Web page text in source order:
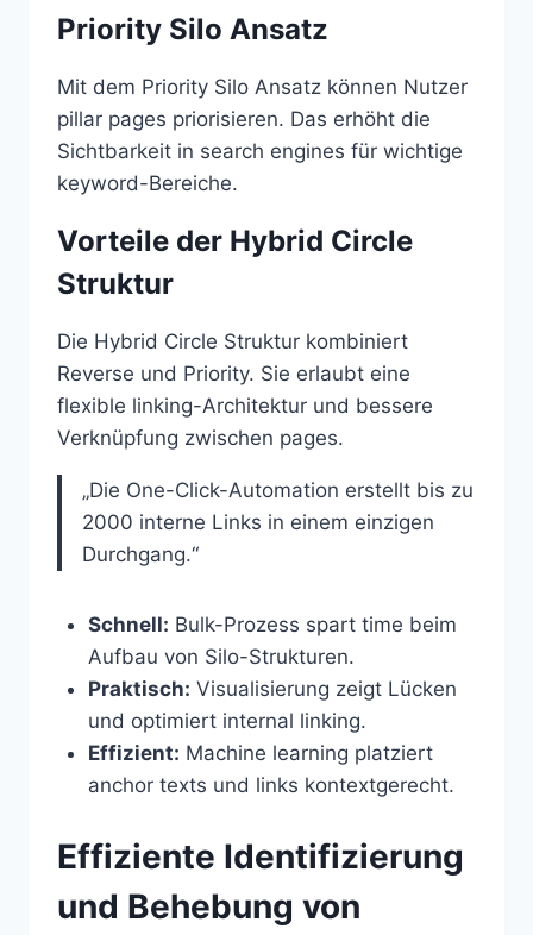
Priority Silo Ansatz
Mit dem Priority Silo Ansatz können Nutzer
pillar pages priorisieren. Das erhöht die
Sichtbarkeit in search engines für wichtige
keyword-Bereiche.
Vorteile der Hybrid Circle
Struktur
Die Hybrid Circle Struktur kombiniert
Reverse und Priority. Sie erlaubt eine
flexible linking-Architektur und bessere
Verknüpfung zwischen pages.
„Die One-Click-Automation erstellt bis zu
2000 interne Links in einem einzigen
Durchgang.“
Schnell: Bulk-Prozess spart time beim
Aufbau von Silo-Strukturen.
Praktisch: Visualisierung zeigt Lücken
und optimiert internal linking.
Effizient: Machine learning platziert
anchor texts und links kontextgerecht.
Effiziente Identifizierung
und Behebung von